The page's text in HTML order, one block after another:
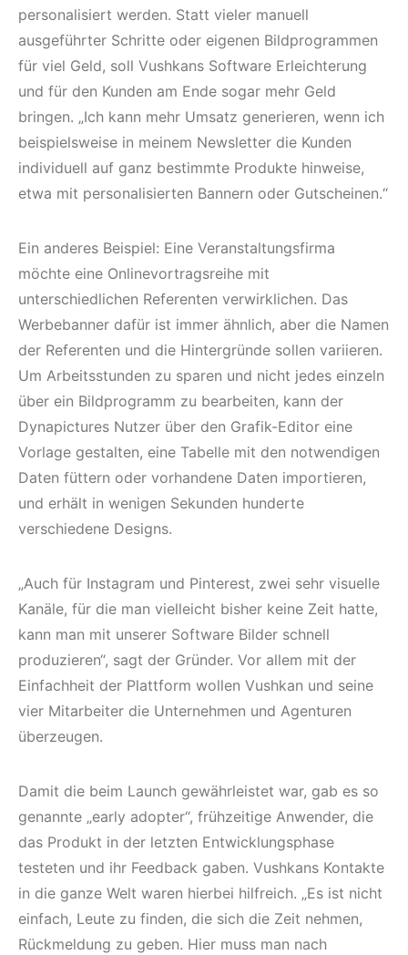
personalisiert werden. Statt vieler manuell
ausgeführter Schritte oder eigenen Bildprogrammen
für viel Geld, soll Vushkans Software Erleichterung
und für den Kunden am Ende sogar mehr Geld
bringen. „Ich kann mehr Umsatz generieren, wenn ich
beispielsweise in meinem Newsletter die Kunden
individuell auf ganz bestimmte Produkte hinweise,
etwa mit personalisierten Bannern oder Gutscheinen.“
Ein anderes Beispiel: Eine Veranstaltungsfirma
möchte eine Onlinevortragsreihe mit
unterschiedlichen Referenten verwirklichen. Das
Werbebanner dafür ist immer ähnlich, aber die Namen
der Referenten und die Hintergründe sollen variieren.
Um Arbeitsstunden zu sparen und nicht jedes einzeln
über ein Bildprogramm zu bearbeiten, kann der
Dynapictures Nutzer über den Grafik-Editor eine
Vorlage gestalten, eine Tabelle mit den notwendigen
Daten füttern oder vorhandene Daten importieren,
und erhält in wenigen Sekunden hunderte
verschiedene Designs.
„Auch für Instagram und Pinterest, zwei sehr visuelle
Kanäle, für die man vielleicht bisher keine Zeit hatte,
kann man mit unserer Software Bilder schnell
produzieren“, sagt der Gründer. Vor allem mit der
Einfachheit der Plattform wollen Vushkan und seine
vier Mitarbeiter die Unternehmen und Agenturen
überzeugen.
Damit die beim Launch gewährleistet war, gab es so
genannte „early adopter“, frühzeitige Anwender, die
das Produkt in der letzten Entwicklungsphase
testeten und ihr Feedback gaben. Vushkans Kontakte
in die ganze Welt waren hierbei hilfreich. „Es ist nicht
einfach, Leute zu finden, die sich die Zeit nehmen,
Rückmeldung zu geben. Hier muss man nach